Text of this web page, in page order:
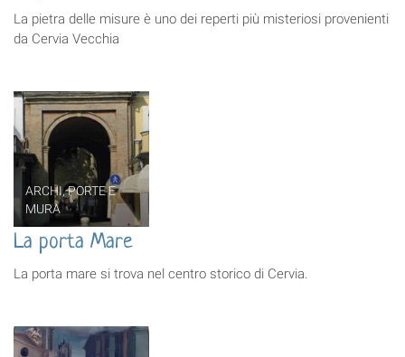
La pietra delle misure è uno dei reperti più misteriosi provenienti
da Cervia Vecchia
ARCHI, PORTE E
MURA
La porta Mare
La porta mare si trova nel centro storico di Cervia.